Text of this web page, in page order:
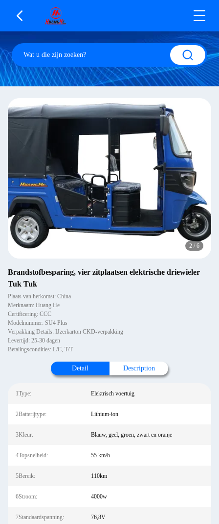
2 / 6
Brandstofbesparing, vier zitplaatsen elektrische driewieler
Tuk Tuk
Plaats van herkomst: China
Merknaam: Huang He
Certificering: CCC
Modelnummer: SU4 Plus
Verpakking Details: IJzerkarton CKD-verpakking
Levertijd: 25-30 dagen
Betalingscondities: L/C, T/T
Detail Description
1Type: Elektrisch voertuig
2Batterijtype: Lithium-ion
3Kleur: Blauw, geel, groen, zwart en oranje
4Topsnelheid: 55 km/h
5Bereik: 110km
6Stroom: 4000w
7Standaardspanning: 76,8V